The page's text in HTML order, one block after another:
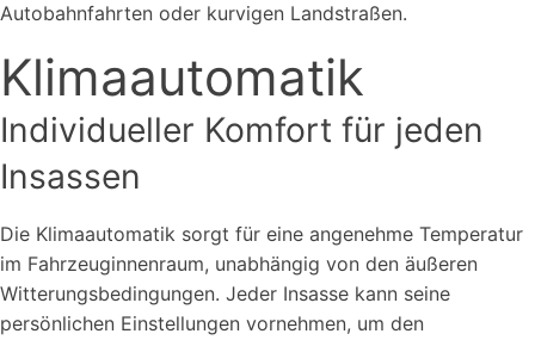
Autobahnfahrten oder kurvigen Landstraßen.
Klimaautomatik
Individueller Komfort für jeden
Insassen
Die Klimaautomatik sorgt für eine angenehme Temperatur
im Fahrzeuginnenraum, unabhängig von den äußeren
Witterungsbedingungen. Jeder Insasse kann seine
persönlichen Einstellungen vornehmen, um den